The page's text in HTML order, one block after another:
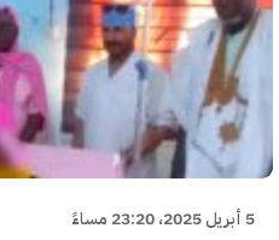
5 أبريل 2025، 23:20 مساءً